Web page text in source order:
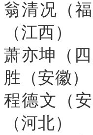
翁清况（
（江西）
萧亦坤（
胜（安徽）
程德文（
（河北）